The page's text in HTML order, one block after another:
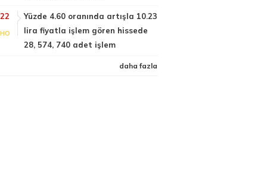
Yüzde 4.60 oranında artışla 10.23
lira fiyatla işlem gören hissede
28, 574, 740 adet işlem
daha fazla